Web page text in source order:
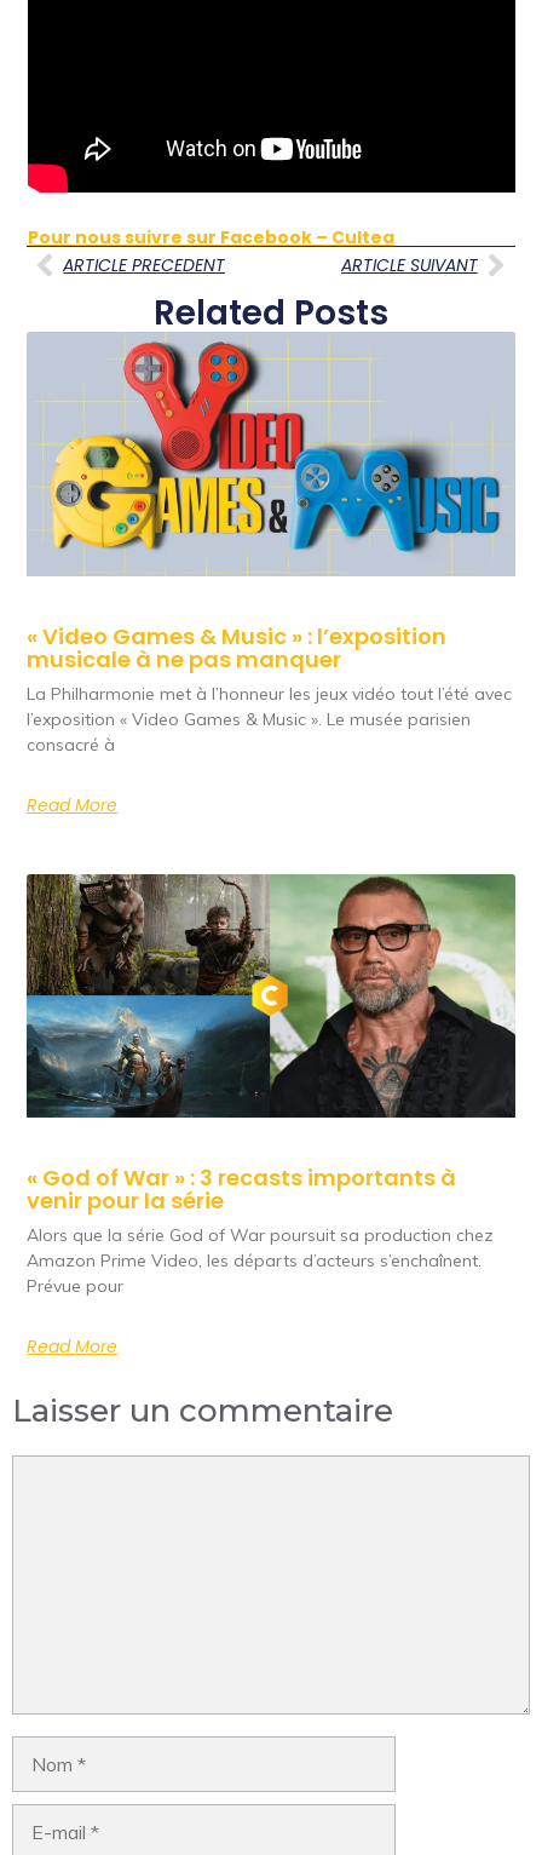
Pour nous suivre sur Facebook – Cultea
ARTICLE PRECEDENT
ARTICLE SUIVANT
Related Posts
« Video Games & Music » : l’exposition
musicale à ne pas manquer
La Philharmonie met à l’honneur les jeux vidéo tout l’été avec
l’exposition « Video Games & Music ». Le musée parisien
consacré à
Read More
« God of War » : 3 recasts importants à
venir pour la série
Alors que la série God of War poursuit sa production chez
Amazon Prime Video, les départs d’acteurs s’enchaînent.
Prévue pour
Read More
Laisser un commentaire